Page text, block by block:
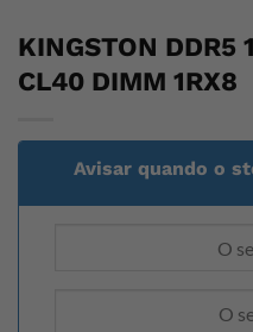
KINGSTON DDR5
CL40 DIMM 1RX8
Avisar quando o